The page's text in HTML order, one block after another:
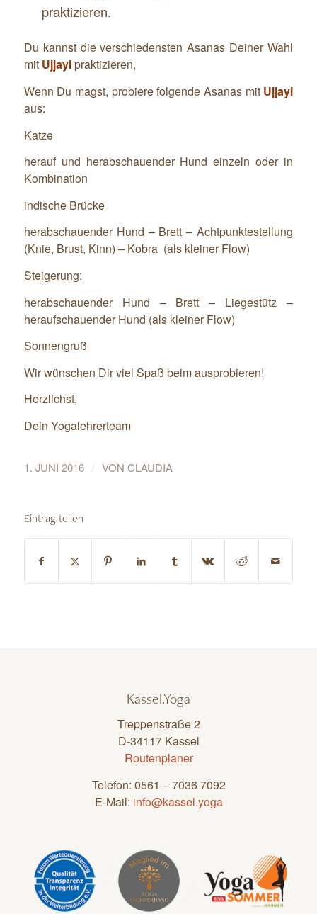
praktizieren.
Du kannst die verschiedensten Asanas Deiner Wahl
mit Ujjayipraktizieren,
Wenn Du magst, probiere folgende Asanas mit Ujjayi
aus:
Katze
herauf und herabschauender Hund einzeln oder in
Kombination
indische Brücke
herabschauender Hund – Brett – Achtpunktestellung
(Knie, Brust, Kinn) – Kobra (als kleiner Flow)
Steigerung:
herabschauender Hund – Brett – Liegestütz –
heraufschauender Hund (als kleiner Flow)
Sonnengruß
Wir wünschen Dir viel Spaß beim ausprobieren!
Herzlichst,
Dein Yogalehrerteam
1. JUNI 2016 / VON CLAUDIA
Eintrag teilen
Kassel.Yoga
Treppenstraße 2
D-34117 Kassel
Routenplaner
Telefon: 0561 – 7036 7092
E-Mail: info@kassel.yoga